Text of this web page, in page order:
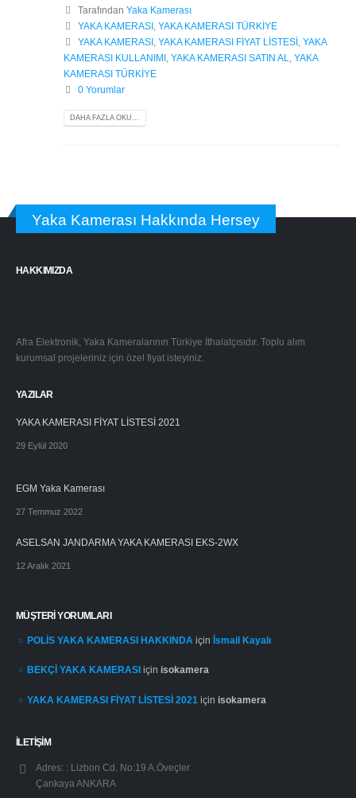
Tarafından Yaka Kamerası
YAKA KAMERASI, YAKA KAMERASI TÜRKİYE
YAKA KAMERASI, YAKA KAMERASI FİYAT LİSTESİ, YAKA
KAMERASI KULLANIMI YAKA KAMERASI SATIN AL
YAKA
KAMERASI TÜRKİYE
0 Yorumlar
DAHA FAZLA OKU...
Yaka Kamerası Hakkında Hersey
HAKKIMIZDA
Afra Elektronik, Yaka Kameralarının Türkiye İthalatçısıdır. Toplu alım
kurumsal projeleriniz için özel fiyat isteyiniz.
YAZILAR
YAKA KAMERASI FİYAT LİSTESİ 2021
29 Eylül 2020
EGM Yaka Kamerası
27 Temmuz 2022
ASELSAN JANDARMA YAKA KAMERASI EKS-2WX
12 Aralık 2021
MÜŞTERI YORUMLARI
POLİS YAKA KAMERASI HAKKINDA için İsmail Kayalı
BEKÇİ YAKA KAMERASI için isokamera
YAKA KAMERASI FİYAT LİSTESİ 2021 için isokamera
İLETİŞİM
Adres: :
Lizbon Cd. No:19 A.Öveçler
Çankaya ANKARA